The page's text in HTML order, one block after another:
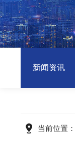
新闻资讯
当前位置：